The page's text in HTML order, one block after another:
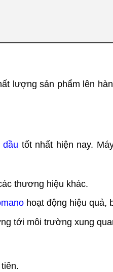
lượng sản phẩm lên
dầu tốt nhất hiện nay.
thương hiệu khác.
hoạt động hiệu quả,
tới môi trường xung